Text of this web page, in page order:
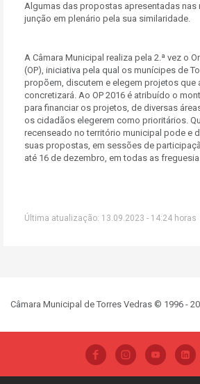
Algumas das propostas apresentadas nas
junção em plenário pela sua similaridade.
A Câmara Municipal realiza pela 2.ª vez o
(OP), iniciativa pela qual os munícipes de
propõem, discutem e elegem projetos que
concretizará. Ao OP 2016 é atribuído o
para financiar os projetos, de diversas
os cidadãos elegerem como prioritários.
recenseado no território municipal pode e
suas propostas, em sessões de
até 16 de dezembro, em todas as
Última atualização: 13.09.2023 - 14:24 horas
Câmara Municipal de Torres Vedras © 1996 -